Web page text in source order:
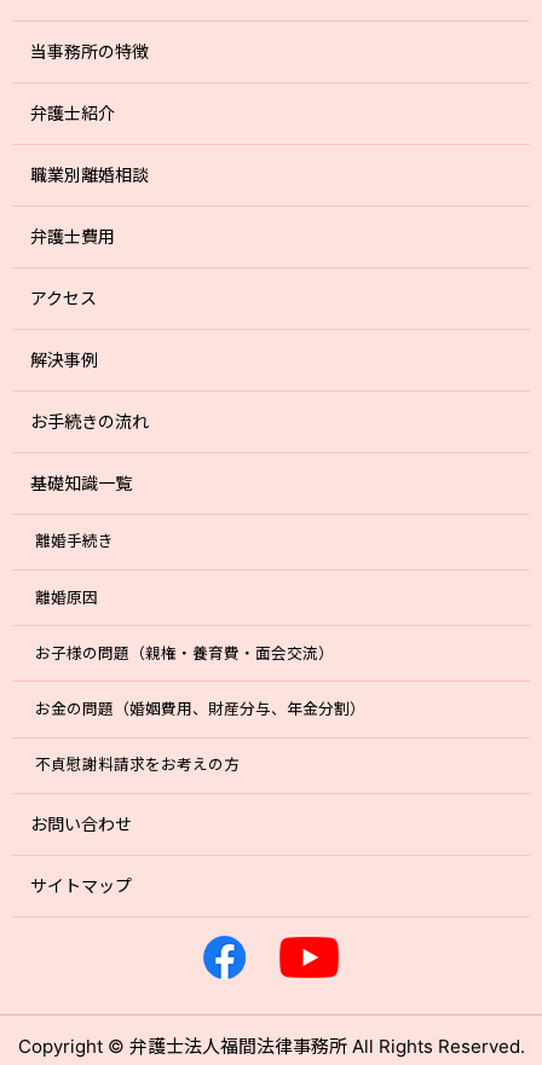
当事務所の特徴
弁護士紹介
職業別離婚相談
弁護士費用
アクセス
解決事例
お手続きの流れ
基礎知識一覧
離婚手続き
離婚原因
お子様の問題（親権・養育費・面会交流）
お金の問題（婚姻費用、財産分与、年金分割）
不貞慰謝料請求をお考えの方
お問い合わせ
サイトマップ
Copyright © 弁護士法人福間法律事務所 All Rights Reserved.